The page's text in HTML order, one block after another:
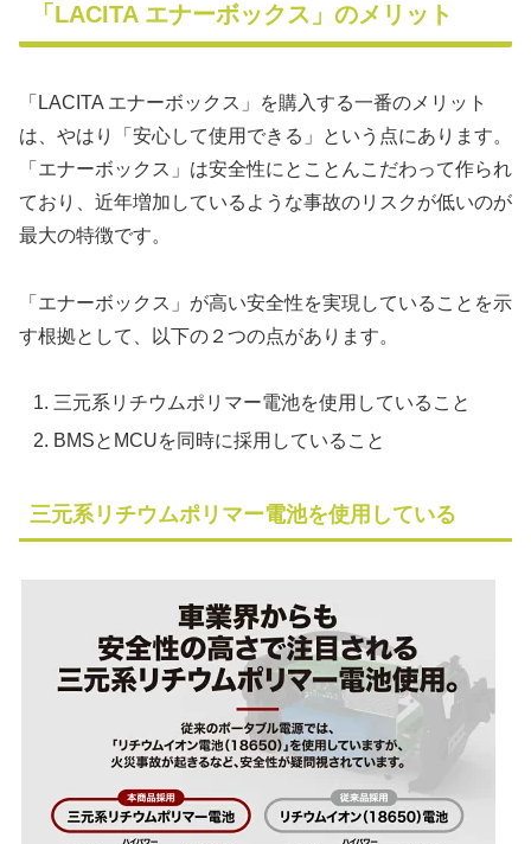
「LACITA エナーボックス」のメリット
「LACITA エナーボックス」を購入する一番のメリット
は、やはり「安心して使用できる」という点にあります。
「エナーボックス」は安全性にとことんこだわって作られ
ており、近年増加しているような事故のリスクが低いのが
最大の特徴です。
「エナーボックス」が高い安全性を実現していることを示
す根拠として、以下の２つの点があります。
三元系リチウムポリマー電池を使用していること
BMSとMCUを同時に採用していること
三元系リチウムポリマー電池を使用している